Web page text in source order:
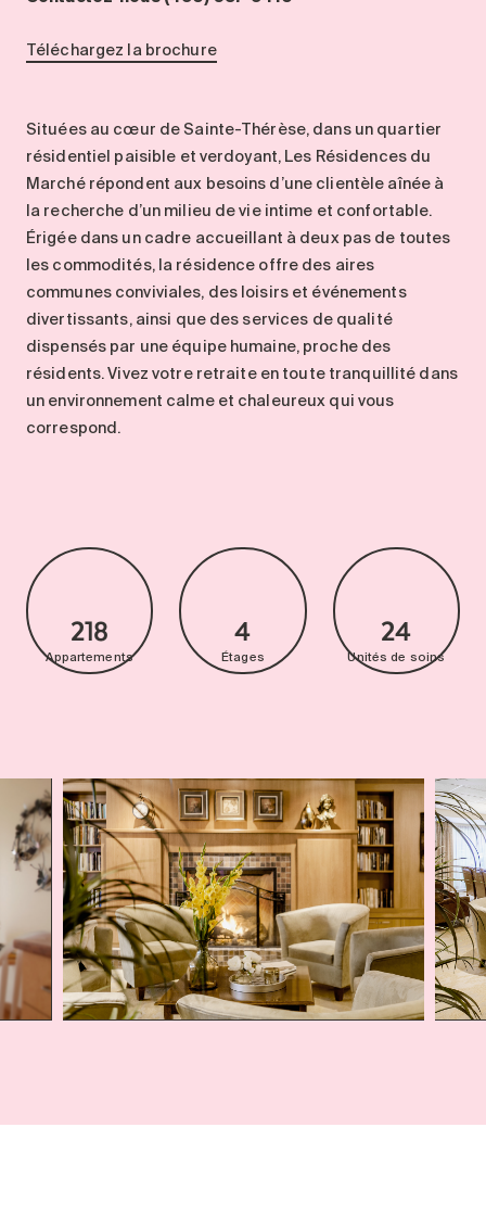
Stationnement
Longue durée
Courte durée
Notre approche
Les 8 étapes d’emménagement
Nos résidences
Emplois
À propos
FAQ
Téléchargez la brochure
Situées au cœur de Sainte-Thérèse, dans un quartier
résidentiel paisible et verdoyant, Les Résidences du
Marché répondent aux besoins d’une clientèle aînée à
la recherche d’un milieu de vie intime et confortable.
Érigée dans un cadre accueillant à deux pas de toutes
les commodités, la résidence offre des aires
communes conviviales, des loisirs et événements
divertissants, ainsi que des services de qualité
dispensés par une équipe humaine, proche des
résidents. Vivez votre retraite en toute tranquillité dans
un environnement calme et chaleureux qui vous
correspond.
218
Appartements
4
Étages
24
Unités de soins